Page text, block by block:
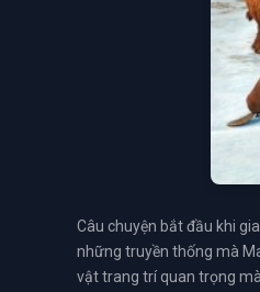
Câu chuyện bắt đầu khi
những truyền thống mà
vật trang trí quan trọng